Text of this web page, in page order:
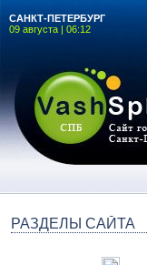
САНКТ-ПЕТЕРБУРГ
09 августа | 06:12
РАЗДЕЛЫ САЙТА